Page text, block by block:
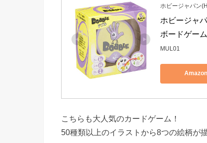
ホビージャパン
ホビージャ
ボードゲーム
MUL01
こちらも大人気のカードゲーム！
50種類以上のイラストから8つの絵柄が